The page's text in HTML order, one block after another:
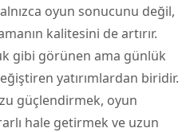
oyun sonucunu değil,
kalitesini de artırır.
gibi görünen ama günlük
yatırımlardan biridir.
güçlendirmek, oyun
hale getirmek ve uzun